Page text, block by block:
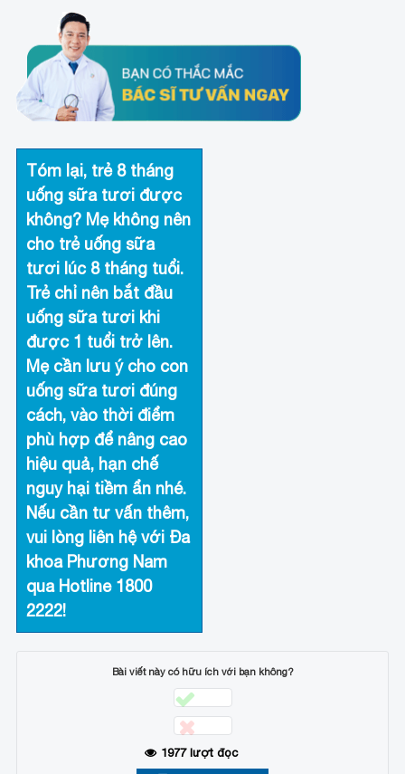
Tóm lại, trẻ 8 tháng
uống sữa tươi được
không? Mẹ không nên
cho trẻ uống sữa
tươi lúc 8 tháng tuổi.
Trẻ chỉ nên bắt đầu
uống sữa tươi khi
được 1 tuổi trở lên.
Mẹ cần lưu ý cho con
uống sữa tươi đúng
cách, vào thời điểm
phù hợp để nâng cao
hiệu quả, hạn chế
nguy hại tiềm ẩn nhé.
Nếu cần tư vấn thêm,
vui lòng liên hệ với Đa
khoa Phương Nam
qua Hotline 1800
2222!
Bài viết này có hữu ích với bạn không?
1977lượt đọc